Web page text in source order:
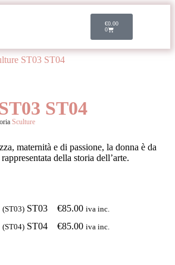
€0.00
0
ST03 ST04
ST04
Sculture
maternità e di passione, la donna è da
della storia dell’arte.
(ST03) ST03 €85.00 iva inc.
(ST04) ST04 €85.00 iva inc.